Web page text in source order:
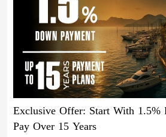
Exclusive Offer: Start With 1.5%
Pay Over 15 Years